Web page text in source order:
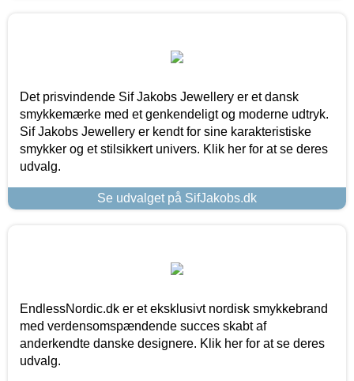
Det prisvindende Sif Jakobs Jewellery er et dansk
smykkemærke med et genkendeligt og moderne udtryk.
Sif Jakobs Jewellery er kendt for sine karakteristiske
smykker og et stilsikkert univers. Klik her for at se deres
udvalg.
Se udvalget på SifJakobs.dk
EndlessNordic.dk er et eksklusivt nordisk smykkebrand
med verdensomspændende succes skabt af
anderkendte danske designere. Klik her for at se deres
udvalg.